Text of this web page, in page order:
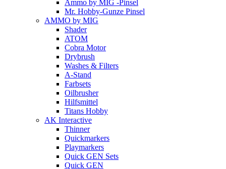
Ammo by MIG -Pinsel
Mr. Hobby-Gunze Pinsel
AMMO by MIG
Shader
ATOM
Cobra Motor
Drybrush
Washes & Filters
A-Stand
Farbsets
Oilbrusher
Hilfsmittel
Titans Hobby
AK Interactive
Thinner
Quickmarkers
Playmarkers
Quick GEN Sets
Quick GEN